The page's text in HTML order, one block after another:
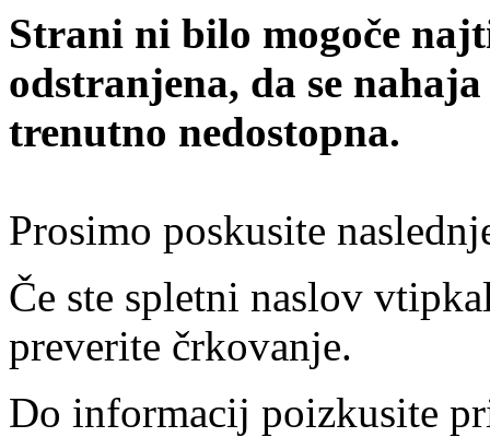
Strani ni bilo mogoče
odstranjena, da se
trenutno nedostopna.
Prosimo poskusite
Če ste spletni naslov
preverite črkovanje.
Do informacij poizkusite